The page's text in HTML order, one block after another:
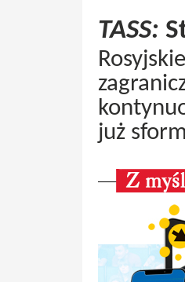
TASS:
już